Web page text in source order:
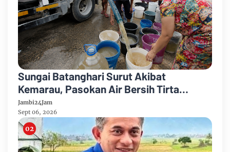
Sungai Batanghari Surut Akibat
Kemarau, Pasokan Air Bersih Tirta
Mayang Jambi Keruh
Jambi24Jam
Sept 06, 2026